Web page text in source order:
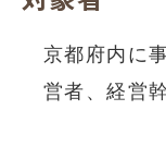
京都府内に
営者、経営